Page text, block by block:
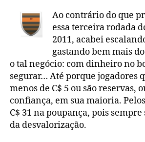
Ao contrário do que
essa terceira rodada
2011, acabei
gastando bem mais
o tal negócio: com dinheiro no
segurar… Até porque jogadores
menos de C$ 5 ou são reservas,
confiança, em sua maioria.
C$ 31 na poupança, pois
da desvalorização.